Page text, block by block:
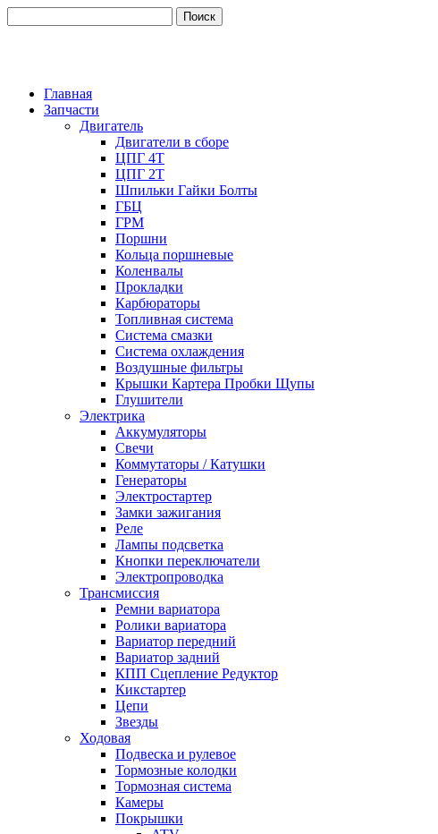
Главная
Запчасти
Двигатель
Двигатели в сборе
ЦПГ 4Т
ЦПГ 2Т
Шпильки Гайки Болты
ГБЦ
ГРМ
Поршни
Кольца поршневые
Коленвалы
Прокладки
Карбюраторы
Топливная система
Система смазки
Система охлаждения
Воздушные фильтры
Крышки Картера Пробки Щупы
Глушители
Электрика
Аккумуляторы
Свечи
Коммутаторы / Катушки
Генераторы
Электростартер
Замки зажигания
Реле
Лампы подсветка
Кнопки переключатели
Электропроводка
Трансмиссия
Ремни вариатора
Ролики вариатора
Вариатор передний
Вариатор задний
КПП Сцепление Редуктор
Кикстартер
Цепи
Звезды
Ходовая
Подвеска и рулевое
Тормозные колодки
Тормозная система
Камеры
Покрышки